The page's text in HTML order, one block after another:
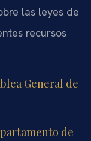
las leyes de
recursos
General de
de